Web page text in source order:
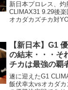
新日本プロレス、灼
CLIMAX31 9.29後楽
オカダカズチカ対
す。
【新日本】G1
の結末・・・そ
チカは最強の覇
遂に迎えたG1
飯伏幸太vsオカダ